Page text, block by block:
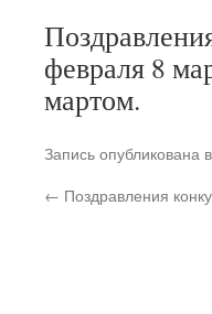
февраля 8
мартом.
Запись опубликована
← Поздравления